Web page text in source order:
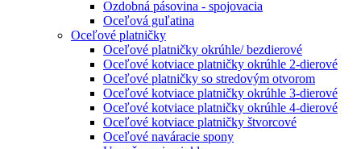
Ozdobná pásovina - spojovacia
Oceľová guľatina
Oceľové platničky
Oceľové platničky okrúhle/ bezdierové
Oceľové kotviace platničky okrúhle 2-dierové
Oceľové platničky so stredovým otvorom
Oceľové kotviace platničky okrúhle 3-dierové
Oceľové kotviace platničky okrúhle 4-dierové
Oceľové kotviace platničky štvorcové
Oceľové naváracie spony